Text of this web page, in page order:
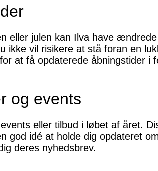
eller julen kan Ilva have
vil risikere at stå foran en
at få opdaterede åbningstider i
og events
eller tilbud i løbet af året.
god idé at holde dig opdateret
deres nyhedsbrev.